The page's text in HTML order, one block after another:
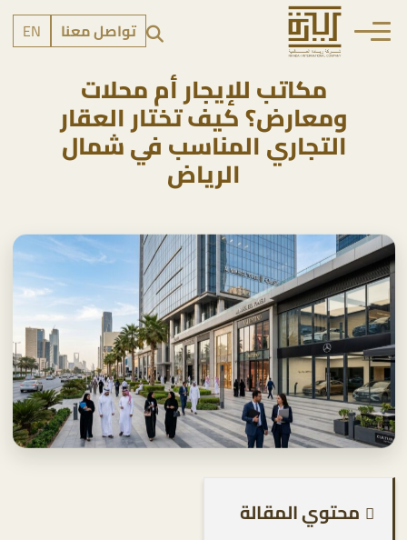
تواصل معنا EN
مكاتب للإيجار أم محلات
ومعارض؟ كيف تختار العقار
التجاري المناسب في شمال
الرياض
محتوي المقالة